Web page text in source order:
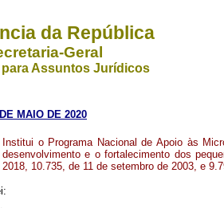
da República
Geral
Assuntos Jurídicos
MAIO DE 2020
Institui o Programa Nacional de Apoio às
desenvolvimento e o fortalecimento dos
2018, 10.735, de 11 de setembro de 2003, e